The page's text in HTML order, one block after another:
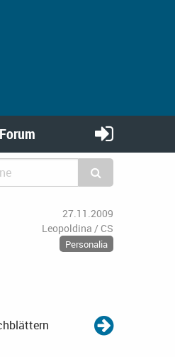
Forum
27.11.2009
Leopoldina / CS
Personalia